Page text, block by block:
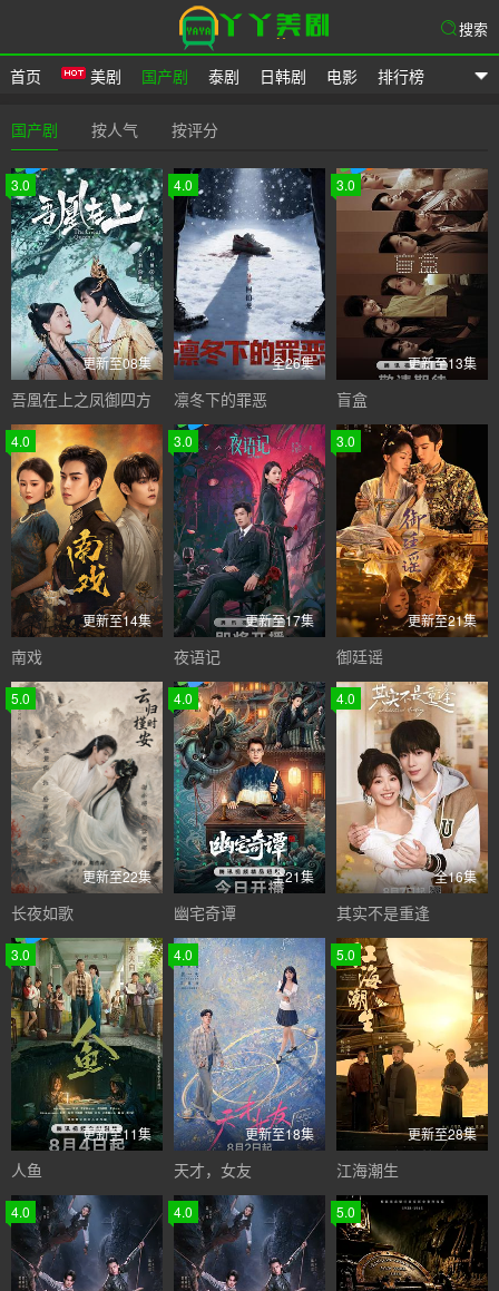
爱美剧网
首页 美剧 国产剧 泰剧 日韩剧 电影 排行榜
搜索
国产剧 按人气 按评分
3.0
更新至08集
吾凰在上之凤御四方
4.0
全26集
凛冬下的罪恶
3.0
更新至13集
盲盒
4.0
更新至14集
南戏
3.0
更新至17集
夜语记
3.0
更新至21集
御廷谣
5.0
更新至22集
长夜如歌
4.0
全21集
幽宅奇谭
4.0
全16集
其实不是重逢
3.0
更新至11集
人鱼
4.0
更新至18集
天才，女友
5.0
更新至28集
江海潮生
4.0 4.0 5.0